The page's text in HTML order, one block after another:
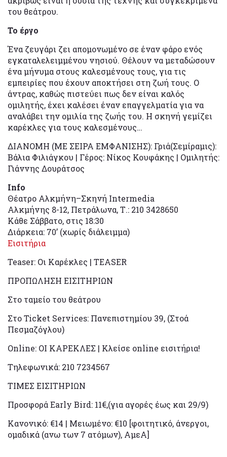
του θεάτρου.
Το έργο
Ένα ζευγάρι ζει απομονωμένο σε έναν φάρο ενός
εγκαταλελειμμένου νησιού. Θέλουν να μεταδώσουν
ένα μήνυμα στους καλεσμένους τους, για τις
εμπειρίες που έχουν αποκτήσει στη ζωή τους. Ο
άντρας, καθώς πιστεύει πως δεν είναι καλός
ομιλητής, έχει καλέσει έναν επαγγελματία για να
αναλάβει την ομιλία της ζωής του. Η σκηνή γεμίζει
καρέκλες για τους καλεσμένους…
ΔΙΑΝΟΜΗ (ΜΕ ΣΕΙΡΑ ΕΜΦΑΝΙΣΗΣ): Γριά(Σεμίραμις):
Βάλια Φιλιάγκου | Γέρος: Νίκος Κουφάκης | Ομιλητής:
Γιάννης Δουράτσος
Info
Θέατρο Αλκμήνη–Σκηνή Intermedia
Αλκμήνης 8-12, Πετράλωνα, Τ.: 210 3428650
Κάθε Σάββατο, στις 18:30
Διάρκεια: 70’ (χωρίς διάλειμμα)
Εισιτήρια
Teaser: Οι Καρέκλες | TEASER
ΠΡΟΠΩΛΗΣΗ ΕΙΣΙΤΗΡΙΩΝ
Στο ταμείο του θεάτρου
Στο Ticket Services: Πανεπιστημίου 39, (Στοά
Πεσμαζόγλου)
Online: ΟΙ ΚΑΡΕΚΛΕΣ | Κλείσε online εισιτήρια!
Τηλεφωνικά: 210 7234567
ΤΙΜΕΣ ΕΙΣΙΤΗΡΙΩΝ
Προσφορά Early Bird: 11€,(για αγορές έως και 29/9)
Κανονικό: €14 | Μειωμένο: €10 [φοιτητικό, άνεργοι,
ομαδικά (ανω των 7 ατόμων), ΑμεΑ]